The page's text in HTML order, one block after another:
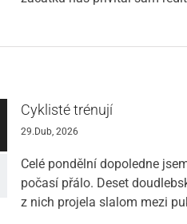
Cyklisté trénují
29.Dub, 2026
Celé pondělní dopoledne
počasí přálo. Deset
z nich projela slalom mezi